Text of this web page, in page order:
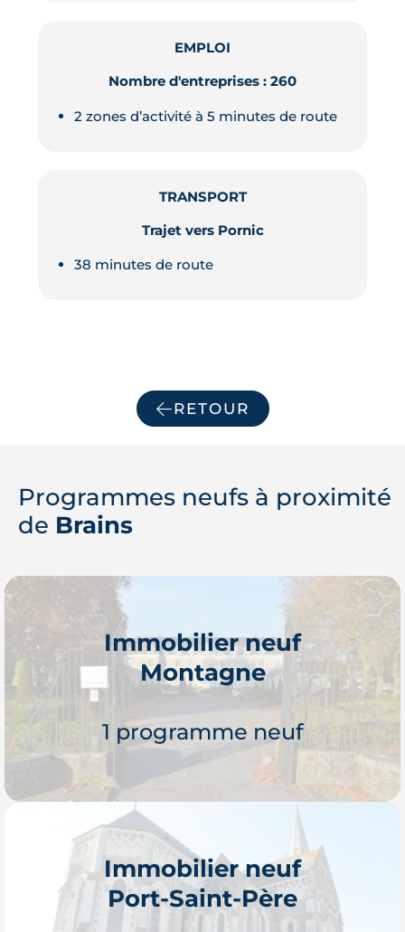
EMPLOI
Nombre d'entreprises : 260
2 zones d’activité à 5 minutes de route
TRANSPORT
Trajet vers Pornic
38 minutes de route
RETOUR
Programmes neufs à proximité
de Brains
Immobilier neuf
Montagne
1 programme neuf
Je découvre
Immobilier neuf
Port-Saint-Père